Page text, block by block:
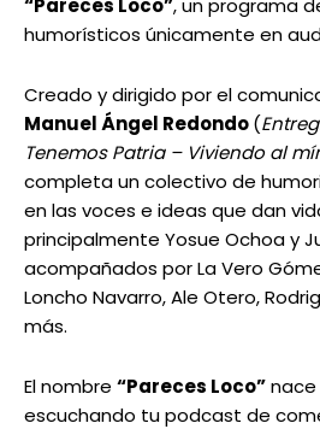
“Pareces Loco”, un programa
humorísticos únicamente en
Creado y dirigido por el
Manuel Ángel Redondo(
Tenemos Patria – Viviendo al
completa un colectivo de
en las voces e ideas que dan
principalmente Yosue Ochoa y
acompañados por La Vero
Loncho Navarro, Ale Otero,
más.
El nombre “Pareces Loco”
escuchando tu podcast de